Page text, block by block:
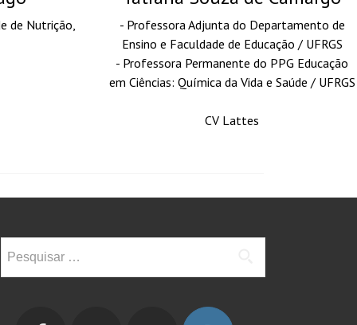
de Nutrição,
- Professora Adjunta do Departamento de
Ensino e Faculdade de Educação / UFRGS
- Professora Permanente do PPG Educação
em Ciências: Química da Vida e Saúde / UFRGS
CV Lattes
por: